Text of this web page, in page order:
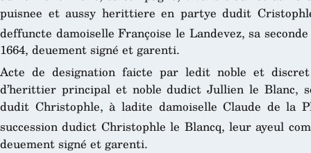
puisnee et aussy herittiere en partye dudit
deffuncte damoiselle Françoise le Landevez, sa
1664, deuement signé et garenti.
Acte de designation faicte par ledit noble et
d’herittier principal et noble dudict Jullien le Blanc,
dudit Christophle, à ladite damoiselle Claude de la
succession dudict Christophle le Blancq, leur ayeul
deuement signé et garenti.